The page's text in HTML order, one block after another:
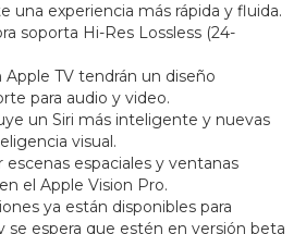
una experiencia más rápida y fluida.
soporta Hi-Res Lossless (24-
Apple TV tendrán un diseño
para audio y video.
un Siri más inteligente y nuevas
visual.
escenas espaciales y ventanas
el Apple Vision Pro.
ya están disponibles para
se espera que estén en versión beta